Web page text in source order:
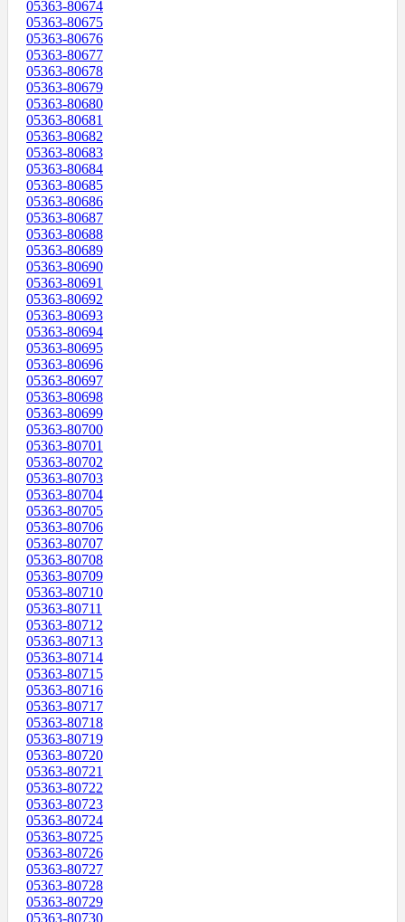
05363-80674
05363-80675
05363-80676
05363-80677
05363-80678
05363-80679
05363-80680
05363-80681
05363-80682
05363-80683
05363-80684
05363-80685
05363-80686
05363-80687
05363-80688
05363-80689
05363-80690
05363-80691
05363-80692
05363-80693
05363-80694
05363-80695
05363-80696
05363-80697
05363-80698
05363-80699
05363-80700
05363-80701
05363-80702
05363-80703
05363-80704
05363-80705
05363-80706
05363-80707
05363-80708
05363-80709
05363-80710
05363-80711
05363-80712
05363-80713
05363-80714
05363-80715
05363-80716
05363-80717
05363-80718
05363-80719
05363-80720
05363-80721
05363-80722
05363-80723
05363-80724
05363-80725
05363-80726
05363-80727
05363-80728
05363-80729
05363-80730